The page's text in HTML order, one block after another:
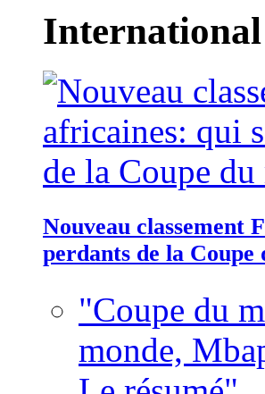
International
Nouveau classement
perdants de la Coupe
"Coupe du
monde,